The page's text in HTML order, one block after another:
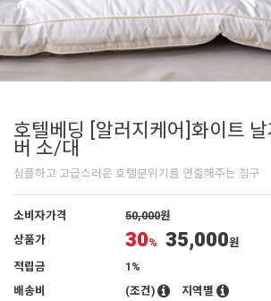
호텔베딩 [알러지케어]화이트
버 소/대
심플하고 고급스러운 호텔분위기를 연출해주는 침구
소비자가격 50,000원
상품가
30% 35,000원
적립금
1%
배송비
(조건) 지역별